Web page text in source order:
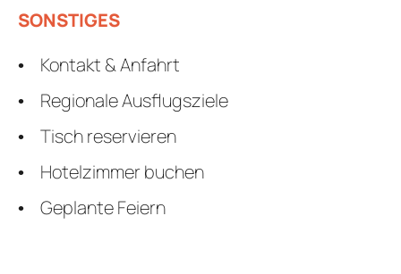
SONSTIGES
Kontakt & Anfahrt
Regionale Ausflugsziele
Tisch reservieren
Hotelzimmer buchen
Geplante Feiern